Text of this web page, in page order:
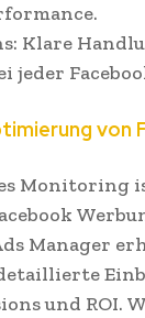
Klare
jeder
von
Monitoring
Manager
und ROI.